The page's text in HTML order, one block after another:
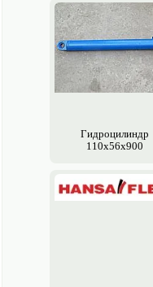
Гидроцилиндр
110х56х900